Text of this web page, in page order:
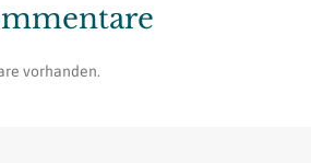
vorhanden.